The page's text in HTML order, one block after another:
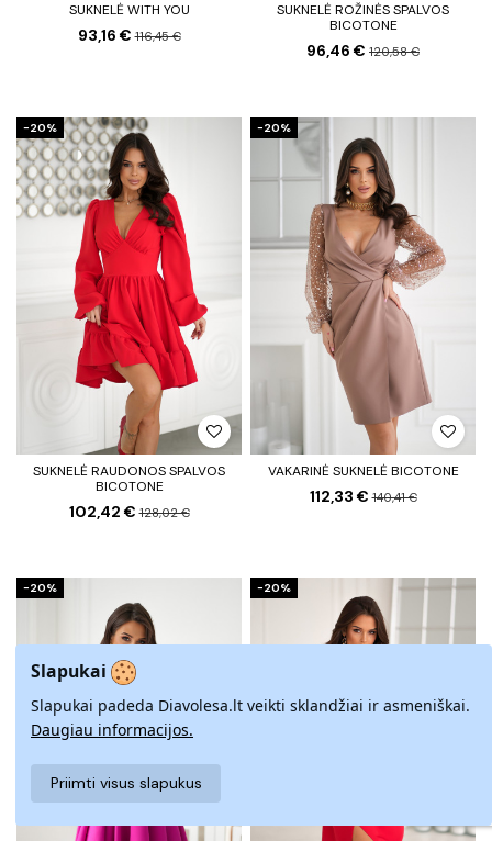
SUKNELĖ WITH YOU
93,16 €116,45 €
SUKNELĖ ROŽINĖS SPALVOS
BICOTONE
96,46 € 120,58 €
−20%
SUKNELĖ RAUDONOS SPALVOS
BICOTONE
102,42 €128,02 €
−20%
VAKARINĖ SUKNELĖ BICOTONE
112,33 €140,41 €
−20% −20%
Slapukai
Slapukai padeda Diavolesa.lt veikti sklandžiai ir asmeniškai.
Daugiau informacijos.
Priimti visus slapukus